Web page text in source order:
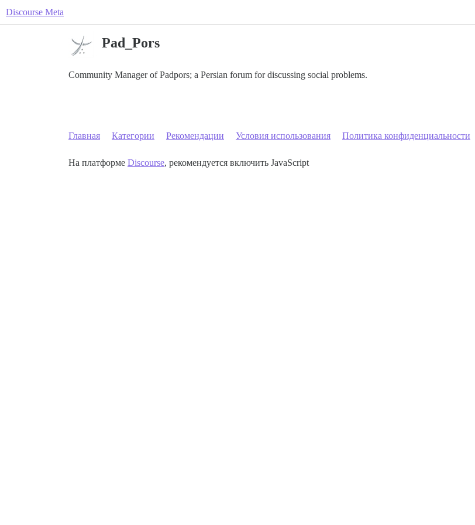
Discourse Meta
Pad_Pors
Community Manager of Padpors; a Persian forum for discussing social problems.
Главная Категории Рекомендации Условия использования Политика конфиденциальности
На платформе Discourse, рекомендуется включить JavaScript